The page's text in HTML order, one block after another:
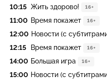
10:15 Жить здорово! 16+
11:00 Время покажет 16+
12:00 Новости (с
12:15
Время покажет 16+
14:00 Большая игра 16+
15:00 Новости (с